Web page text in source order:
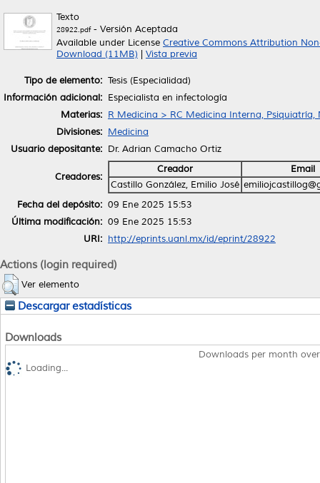
Texto
28922.pdf- Versión Aceptada
Available under License Creative Commons Attribution
Download (11MB)
Vista previa
Tipo de elemento: Tesis (Especialidad)
Información adicional: Especialista en infectología
Materias: R Medicina > RC Medicina Interna, Psiquiatría,
Divisiones: Medicina
Usuario depositante: Dr. Adrian Camacho Ortiz
Creadores:
Creador
Email
Castillo González, Emilio José
Fecha del depósito: 09 Ene 2025 15:53
Última modificación: 09 Ene 2025 15:53
URI: http://eprints.uanl.mx/id/eprint/28922
Actions (login required)
Ver elemento
Descargar estadísticas
Downloads
Downloads per month
Loading...